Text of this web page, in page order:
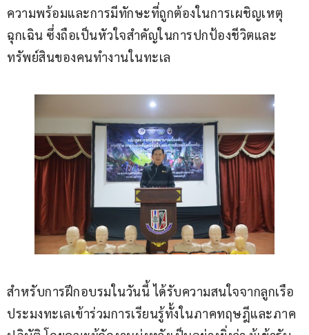
ความพร้อมและการมีทักษะที่ถูกต้องในการเผชิญเหตุ
ฉุกเฉิน ซึ่งถือเป็นหัวใจสำคัญในการปกป้องชีวิตและ
ทรัพย์สินของคนทำงานในทะเล
สำหรับการฝึกอบรมในวันนี้ ได้รับความสนใจจากลูกเรือ
ประมงทะเลเข้าร่วมการเรียนรู้ทั้งในภาคทฤษฎีและภาค